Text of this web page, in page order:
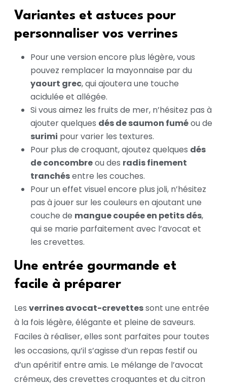
Variantes et astuces pour
personnaliser vos verrines
Pour une version encore plus légère, vous
pouvez remplacer la mayonnaise par du
yaourt grec, qui ajoutera une touche
acidulée et allégée.
Si vous aimez les fruits de mer, n’hésitez pas à
ajouter quelques dés de saumon fuméou de
surimi pour varier les textures.
Pour plus de croquant, ajoutez quelques dés
de concombreou des radis finement
tranchésentre les couches.
Pour un effet visuel encore plus joli, n’hésitez
pas à jouer sur les couleurs en ajoutant une
couche de mangue coupée en petits dés,
qui se marie parfaitement avec l’avocat et
les crevettes.
Une entrée gourmande et
facile à préparer
Les verrines avocat-crevettessont une entrée
à la fois légère, élégante et pleine de saveurs.
Faciles à réaliser, elles sont parfaites pour toutes
les occasions, qu’il s’agisse d’un repas festif ou
d’un apéritif entre amis. Le mélange de l’avocat
crémeux, des crevettes croquantes et du citron